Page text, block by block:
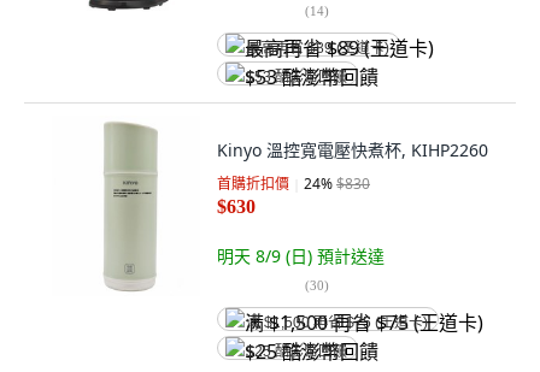
(14)
最高再省 $89 (王道卡)
$53 酷澎幣回饋
Kinyo 溫控寬電壓快煮杯, KIHP2260
首購折扣價 24%$830
$630
明天 8/9 (日) 預計送達
(30)
满 $1,500 再省 $75 (王道卡)
$25 酷澎幣回饋